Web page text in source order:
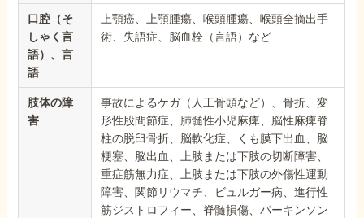
口腔（そ
しゃく言
語）、言
語
上顎癌、上顎腫瘍、喉頭腫瘍、喉頭全摘出手
術、失語症、脳血栓（言語）など
肢体の障
害
事故によるケガ（人工骨頭など）、骨折、変
形性股間節症、肺髄性小児麻痺、脳性麻痺脊
柱の脱臼骨折、脳軟化症、くも膜下出血、脳
梗塞、脳出血、上肢または下肢の切断障害、
重症筋無力症、上肢または下肢の外傷性運動
障害、関節リウマチ、ビュルガー病、進行性
筋ジストロフィー、脊髄損傷、パーキンソン